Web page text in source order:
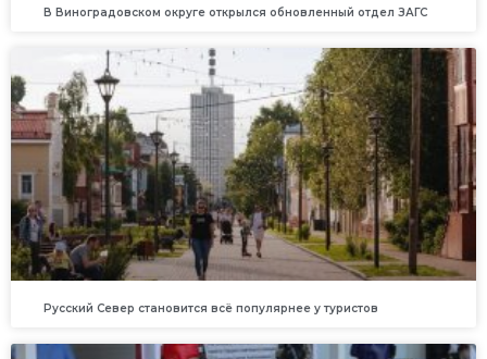
В Виноградовском округе открылся обновленный отдел ЗАГС
Русский Север становится всё популярнее у туристов